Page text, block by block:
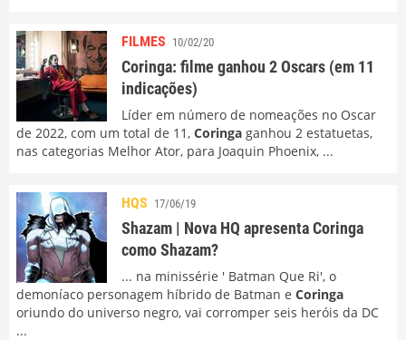
FILMES 10/02/20
Coringa: filme ganhou 2 Oscars (em 11
indicações)
Líder em número de nomeações no Oscar
de 2022, com um total de 11, Coringa ganhou 2 estatuetas,
nas categorias Melhor Ator, para Joaquin Phoenix, ...
HQS 17/06/19
Shazam | Nova HQ apresenta Coringa
como Shazam?
... na minissérie ' Batman Que Ri', o
demoníaco personagem híbrido de Batman e Coringa
oriundo do universo negro, vai corromper seis heróis da DC
...